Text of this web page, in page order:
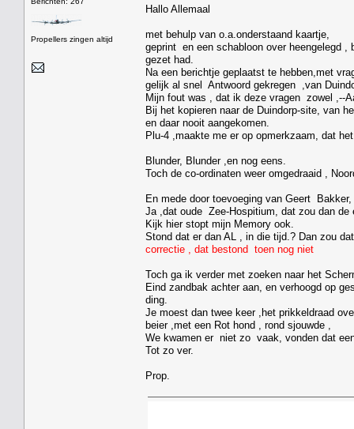
Propellers zingen altijd
Hallo Allemaal
met behulp van o.a.onderstaand kaartje,
geprint en een schabloon over heengelegd ,
gezet had.
Na een berichtje geplaatst te hebben,met
gelijk al snel Antwoord gekregen ,van
Mijn fout was , dat ik deze vragen zowel ,--
Bij het kopieren naar de Duindorp-site, van
en daar nooit aangekomen.
Plu-4 ,maakte me er op opmerkzaam, dat
Blunder, Blunder ,en nog eens.
Toch de co-ordinaten weer omgedraaid ,
En mede door toevoeging van Geert
Ja ,dat oude Zee-Hospitium, dat zou dan
Kijk hier stopt mijn Memory ook.
Stond dat er dan AL , in die tijd.? Dan zou
correctie , dat bestond toen nog niet
Toch ga ik verder met zoeken naar het
Eind zandbak achter aan, en verhoogd op
ding.
Je moest dan twee keer ,het prikkeldraad
beier ,met een Rot hond , rond sjouwde ,
We kwamen er niet zo vaak, vonden dat
Tot zo ver.
Prop.